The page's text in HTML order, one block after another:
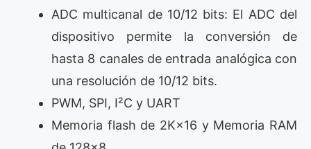
ADC multicanal de 10/12 bits: El ADC del
dispositivo permite la conversión de
hasta 8 canales de entrada analógica con
una resolución de 10/12 bits.
PWM, SPI, I²C y UART
Memoria flash de 2K×16 y Memoria RAM